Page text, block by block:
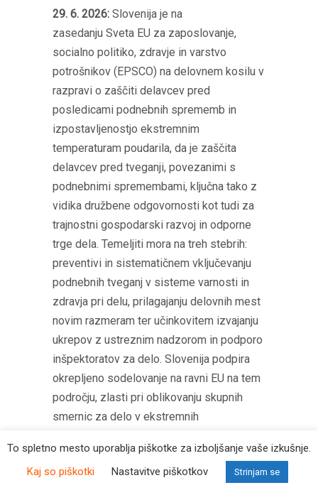
29. 6. 2026: Slovenija je na
zasedanju Sveta EU za zaposlovanje,
socialno politiko, zdravje in varstvo
potrošnikov (EPSCO) na delovnem kosilu v
razpravi o zaščiti delavcev pred
posledicami podnebnih sprememb in
izpostavljenostjo ekstremnim
temperaturam poudarila, da je zaščita
delavcev pred tveganji, povezanimi s
podnebnimi spremembami, ključna tako z
vidika družbene odgovornosti kot tudi za
trajnostni gospodarski razvoj in odporne
trge dela. Temeljiti mora na treh stebrih:
preventivi in sistematičnem vključevanju
podnebnih tveganj v sisteme varnosti in
zdravja pri delu, prilagajanju delovnih mest
novim razmeram ter učinkovitem izvajanju
ukrepov z ustreznim nadzorom in podporo
inšpektoratov za delo. Slovenija podpira
okrepljeno sodelovanje na ravni EU na tem
področju, zlasti pri oblikovanju skupnih
smernic za delo v ekstremnih
ocenjevanje podnebnih tveganj ter
izmenjavi znanja, dobrih praks in podatkov.
To spletno mesto uporablja piškotke za izboljšanje vaše izkušnje.
Kaj so piškotki
Nastavitve piškotkov Strinjam se